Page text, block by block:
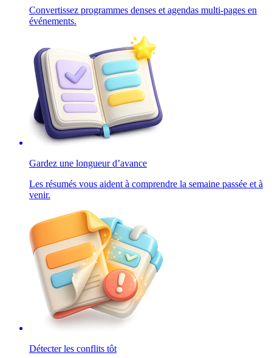
Convertissez programmes denses et agendas multi-pages en
événements.
Gardez une longueur d’avance
Les résumés vous aident à comprendre la semaine passée et à
venir.
Détecter les conflits tôt